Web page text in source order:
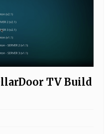
TV Build